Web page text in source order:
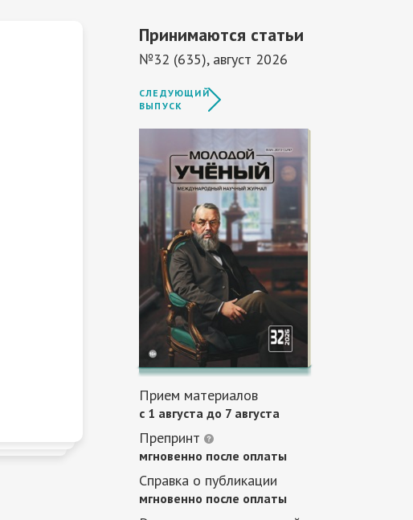
Принимаются статьи
№32 (635), август 2026
СЛЕДУЮЩИЙ
ВЫПУСК
Прием материалов
c 1 августа до 7 августа
Препринт
мгновенно после оплаты
Справка о публикации
мгновенно после оплаты